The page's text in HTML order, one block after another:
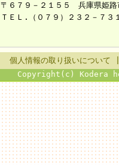
〒６７９－２１５５ 兵庫県姫路
ＴＥＬ.（０７９）２３２－７
個人情報の取り扱いについて
Copyright(c) Kodera